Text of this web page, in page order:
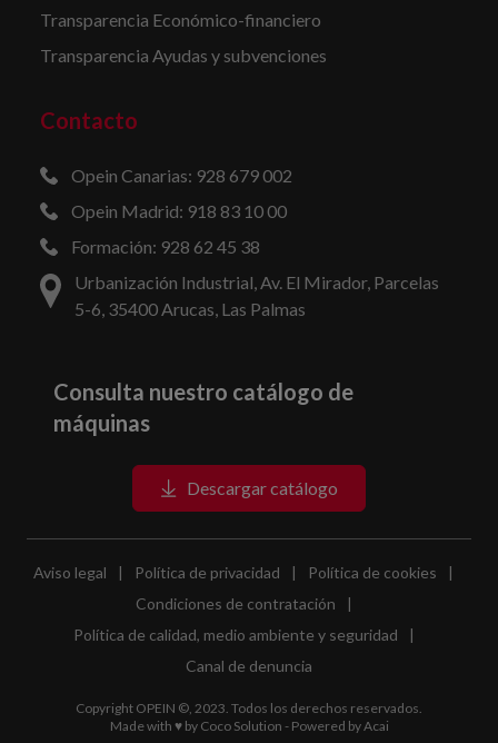
Transparencia Económico-financiero
Transparencia Ayudas y subvenciones
Contacto
Opein Canarias: 928 679 002
Opein Madrid: 918 83 10 00
Formación: 928 62 45 38
Urbanización Industrial, Av. El Mirador, Parcelas
5-6, 35400 Arucas, Las Palmas
Consulta nuestro catálogo de
máquinas
Descargar catálogo
Aviso legal | Política de privacidad | Política de cookies
|
Condiciones de contratación
|
Política de calidad, medio ambiente y seguridad
|
Canal de denuncia
Copyright OPEIN ©, 2023. Todos los derechos reservados.
Made with ♥ by Coco Solution - Powered byAcai